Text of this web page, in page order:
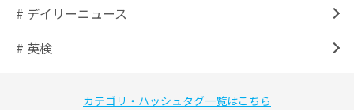
# デイリーニュース
# 英検
カテゴリ・ハッシュタグ一覧はこちら